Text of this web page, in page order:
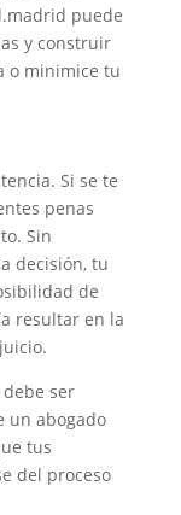
puede
y construir
o minimice tu
Si se te
penas
Sin
decisión, tu
de
resultar en la
ser
un abogado
tus
del proceso